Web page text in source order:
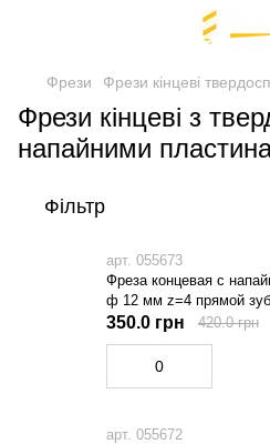
Фрези Фрези кінцеві
Фрези кінцеві з
напайними
Фільтр
арт. 055673
Фреза концевая с
ф 12 мм z=4 прямой
350.0 грн 420.0 грн
арт. 055672